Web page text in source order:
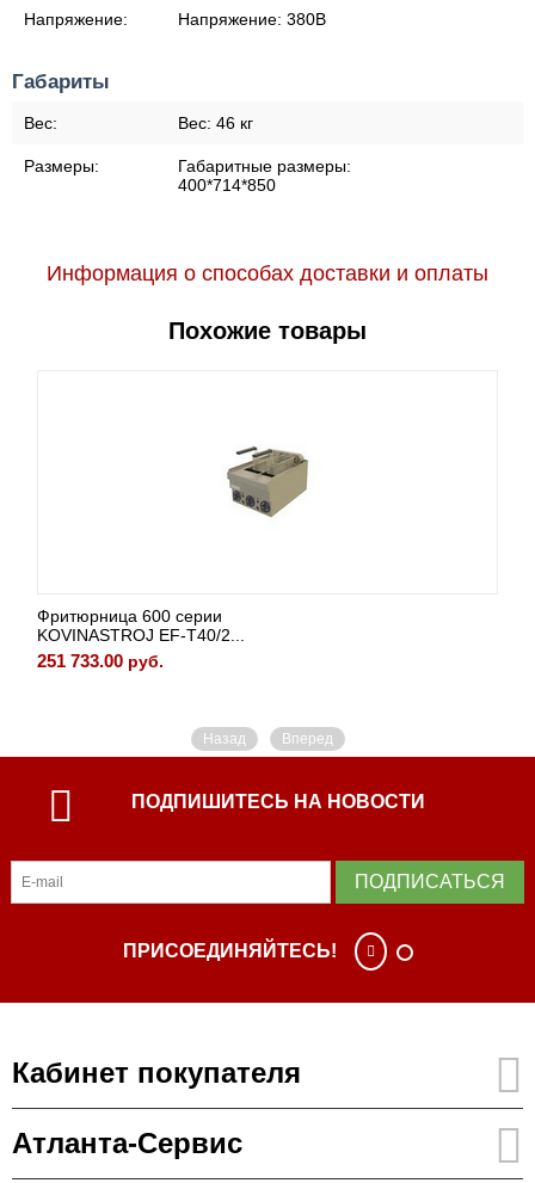
Напряжение: Напряжение: 380В
Габариты
Вес: Вес: 46 кг
Размеры:
Габаритные размеры:
400*714*850
Информация о способах доставки и оплаты
Похожие товары
Фритюрница 600 серии
KOVINASTROJ EF-T40/2...
251 733.00 руб.
Назад Вперед
ПОДПИШИТЕСЬ НА НОВОСТИ
ПОДПИСАТЬСЯ
ПРИСОЕДИНЯЙТЕСЬ!
Кабинет покупателя
Атланта-Сервис